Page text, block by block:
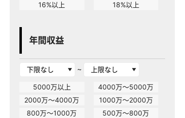
16%以上
18%以上
年間収益
~
5000万以上
4000万～5000万
2000万～4000万
1000万～2000万
800万～1000万
500万～800万